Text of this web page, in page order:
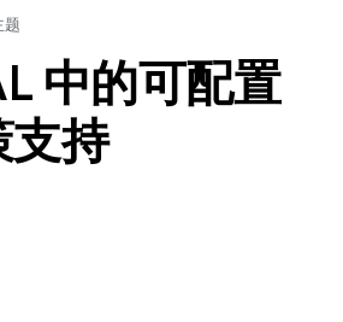
题
中的可配置
支持